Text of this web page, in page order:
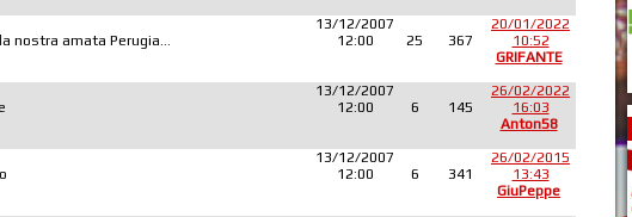
nostra amata Perugia...
13/12/2007
12:00
25 367
20/01/2022
10:52
GRIFANTE
13/12/2007
12:00
6 145
26/02/2022
16:03
Anton58
13/12/2007
12:00
6 341
26/02/2015
13:43
GiuPeppe